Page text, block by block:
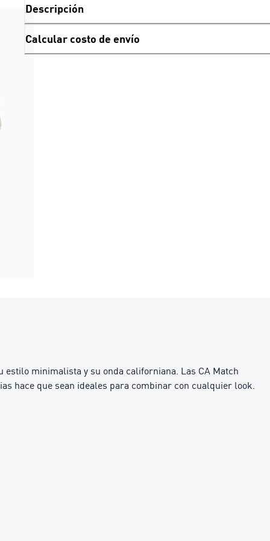
Descripción
Calcular costo de envío
estilo minimalista y su onda californiana. Las CA Match
hace que sean ideales para combinar con cualquier look.